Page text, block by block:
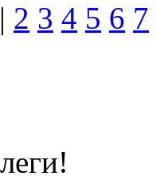
| 2 3 4 5 6 7